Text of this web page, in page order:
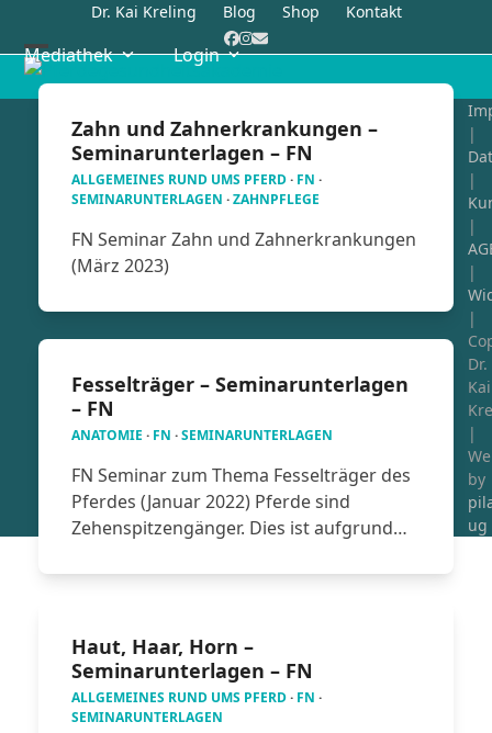
content
Dr. Kai Kreling Blog Shop
Kontakt
Facebook
Instagram
E-
Mail
Mediathek Login
Open
mobile
menu
Close
mobile
menuZahn und Zahnerkrankungen –
Seminarunterlagen – FN
ALLGEMEINES RUND UMS PFERD· FN ·
SEMINARUNTERLAGEN ·ZAHNPFLEGE
FN Seminar Zahn und Zahnerkrankungen
(März 2023)
Fesselträger – Seminarunterlagen
– FN
ANATOMIE · FN ·SEMINARUNTERLAGEN
FN Seminar zum Thema Fesselträger des
Pferdes (Januar 2022) Pferde sind
Zehenspitzengänger. Dies ist aufgrund…
Haut, Haar, Horn –
Seminarunterlagen – FN
ALLGEMEINES RUND UMS PFERD· FN ·
SEMINARUNTERLAGEN
|
|
|
|
|
Dr.
Kai
|
by
ug